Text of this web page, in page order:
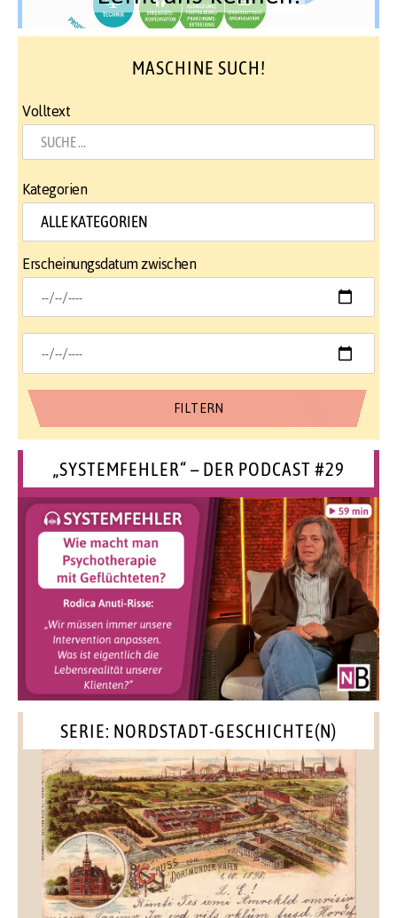
MASCHINE SUCH!
Volltext
Kategorien
Erscheinungsdatum zwischen
„SYSTEMFEHLER“ – DER PODCAST #29
SERIE: NORDSTADT-GESCHICHTE(N)